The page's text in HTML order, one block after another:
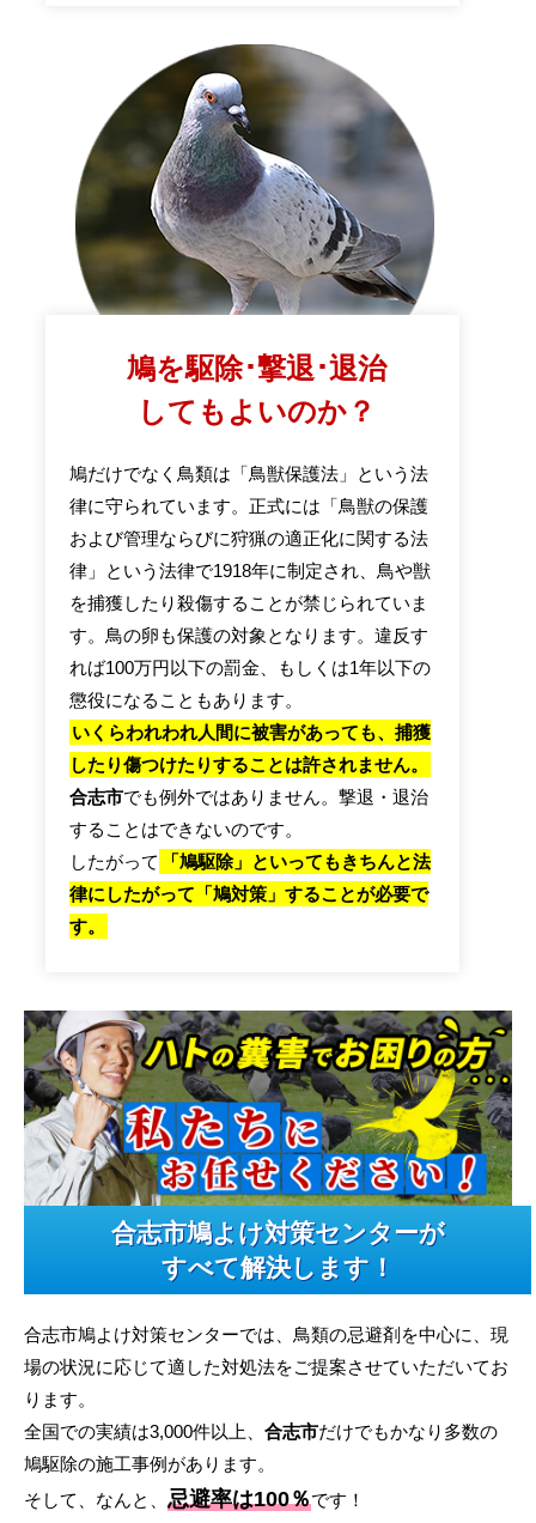
鳩を駆除･撃退･退治
してもよいのか？
鳩だけでなく鳥類は「鳥獣保護法」という法
律に守られています。正式には「鳥獣の保護
および管理ならびに狩猟の適正化に関する法
律」という法律で1918年に制定され、鳥や獣
を捕獲したり殺傷することが禁じられていま
す。鳥の卵も保護の対象となります。違反す
れば100万円以下の罰金、もしくは1年以下の
懲役になることもあります。
いくらわれわれ人間に被害があっても、捕獲
したり傷つけたりすることは許されません。
合志市でも例外ではありません。撃退・退治
することはできないのです。
したがって
「鳩駆除」といってもきちんと法
律にしたがって「鳩対策」することが必要で
す。
合志市鳩よけ対策センターが
すべて解決します！
合志市鳩よけ対策センターでは、鳥類の忌避剤を中心に、現
場の状況に応じて適した対処法をご提案させていただいてお
ります。
全国での実績は3,000件以上、 合志市だけでもかなり多数の
鳩駆除の施工事例があります。
そして、なんと、 忌避率は100％です！